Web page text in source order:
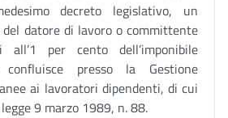
decreto legislativo, un
datore di lavoro o committente
per cento dell’imponibile
presso la Gestione
ai lavoratori dipendenti, di cui
9 marzo 1989, n. 88.